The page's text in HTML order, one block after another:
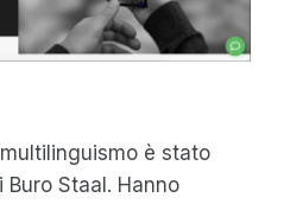
è stato
Staal. Hanno